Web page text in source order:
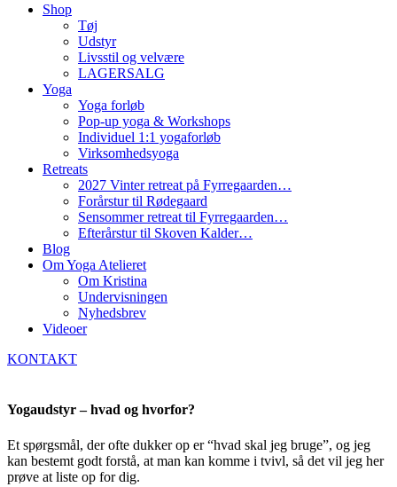
Shop
Tøj
Udstyr
Livsstil og velvære
LAGERSALG
Yoga
Yoga forløb
Pop-up yoga & Workshops
Individuel 1:1 yogaforløb
Virksomhedsyoga
Retreats
2027 Vinter retreat på Fyrregaarden…
Forårstur til Rødegaard
Sensommer retreat til Fyrregaarden…
Efterårstur til Skoven Kalder…
Blog
Om Yoga Atelieret
Om Kristina
Undervisningen
Nyhedsbrev
Videoer
KONTAKT
Yogaudstyr – hvad og hvorfor?
Et spørgsmål, der ofte dukker op er “hvad skal jeg bruge”, og jeg
kan bestemt godt forstå, at man kan komme i tvivl, så det vil jeg her
prøve at liste op for dig.